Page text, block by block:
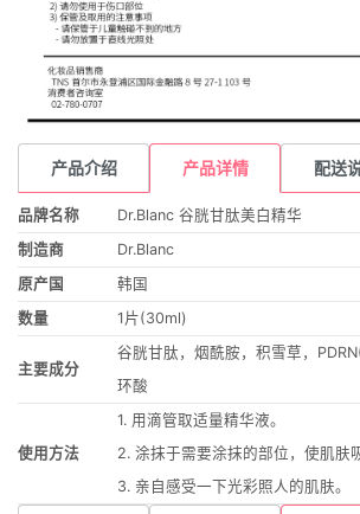
产品介绍 产品详情 配送
品牌名称
Dr.Blanc 谷胱甘肽美白精华
制造商
Dr.Blanc
原产国
韩国
数量
1片(30ml)
主要成分
谷胱甘肽，烟酰胺，积雪草，
环酸
使用方法
1. 用滴管取适量精华液。
2. 涂抹于需要涂抹的部位，使肌肤
3. 亲自感受一下光彩照人的肌肤。